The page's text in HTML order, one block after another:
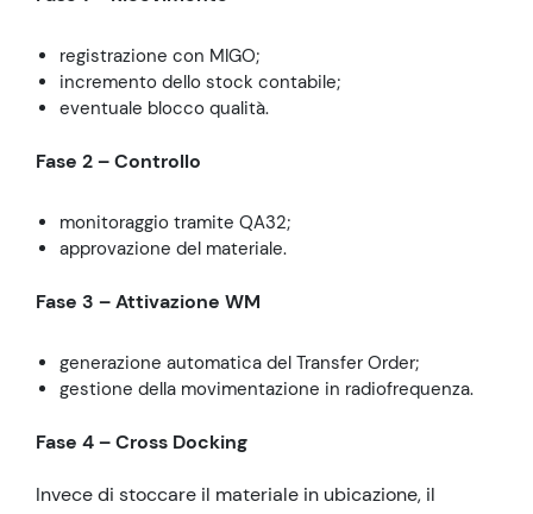
registrazione con MIGO;
incremento dello stock contabile;
eventuale blocco qualità.
Fase 2 – Controllo
monitoraggio tramite QA32;
approvazione del materiale.
Fase 3 – Attivazione WM
generazione automatica del Transfer Order;
gestione della movimentazione in radiofrequenza.
Fase 4 – Cross Docking
Invece di stoccare il materiale in ubicazione, il